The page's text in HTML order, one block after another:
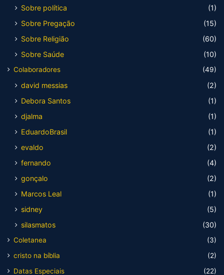
Sobre política
(1)
Sobre Pregação
(15)
Sobre Religião
(60)
Sobre Saúde
(10)
Colaboradores (49)
david messias
(2)
Debora Santos
(1)
djalma
(1)
EduardoBrasil
(1)
evaldo
(2)
fernando
(4)
gonçalo
(2)
Marcos Leal
(1)
sidney
(5)
silasmatos
(30)
Coletanea
(3)
cristo na bíblia
(2)
Datas Especiais
(22)